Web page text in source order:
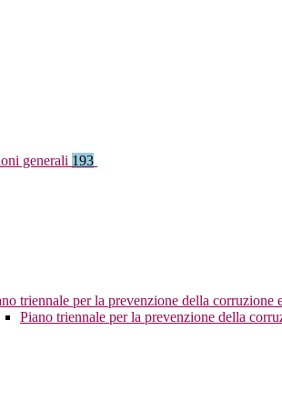
generali 193
triennale per la prevenzione della corruzione
Piano triennale per la prevenzione della